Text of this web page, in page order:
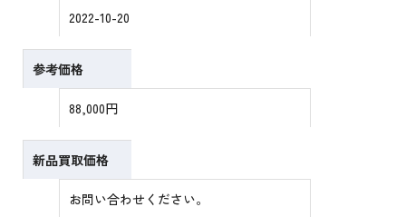
2022-10-20
参考価格
88,000円
新品買取価格
お問い合わせください。